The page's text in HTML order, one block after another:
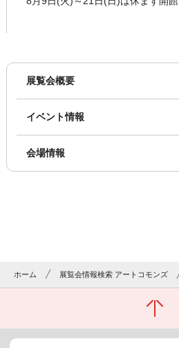
展覧会概要
イベント情報
会場情報
ホーム 展覧会情報検索 アートコモンズ